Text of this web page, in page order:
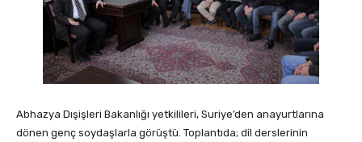
Abhazya Dışişleri Bakanlığı yetkilileri, Suriye’den anayurtlarına
dönen genç soydaşlarla görüştü. Toplantıda; dil derslerinin